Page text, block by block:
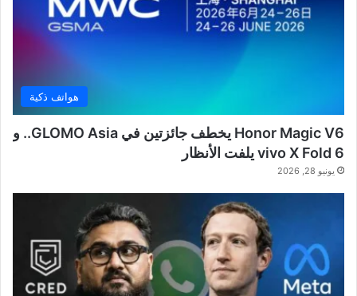
هواتف ذكية
Honor Magic V6 يخطف جائزتين في GLOMO Asia.. و
vivo X Fold 6 يلفت الأنظار
يونيو 28, 2026